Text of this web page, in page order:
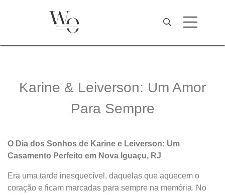
Karine & Leiverson: Um Amor
Para Sempre
O Dia dos Sonhos de Karine e Leiverson: Um
Casamento Perfeito em Nova Iguaçu, RJ
Era uma tarde inesquecível, daquelas que aquecem o
coração e ficam marcadas para sempre na memória. No